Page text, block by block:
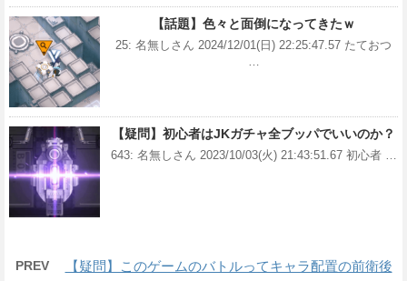
【話題】色々と面倒になってきたｗ
25: 名無しさん 2024/12/01(日) 22:25:47.57 たておつ
【疑問】初心者はJKガチャ全ブッパでいいのか？
643: 名無しさん 2023/10/03(火) 21:43:51.67 初心者 …
PREV
【疑問】このゲームのバトルってキャラ配置の前衛後